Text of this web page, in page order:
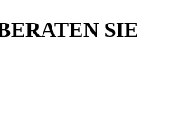
SIE